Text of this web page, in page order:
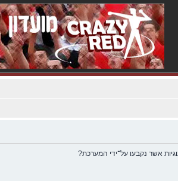
אשר נקבעו על־ידי המערכת?